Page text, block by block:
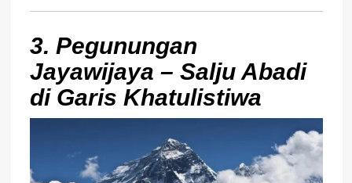
3. Pegunungan
Jayawijaya – Salju Abadi
di Garis Khatulistiwa